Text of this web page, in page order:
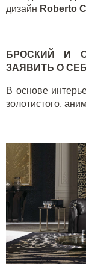
дизайн Roberto
БРОСКИЙ И
ЗАЯВИТЬ О
В основе
золотистого,